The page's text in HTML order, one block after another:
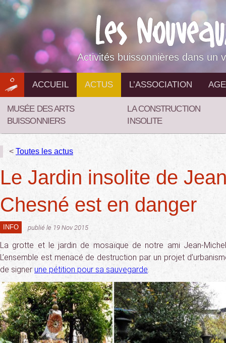
Aller
au
contenu
Activités buissonnières dans un
ACCUEIL ACTUS L’ASSOCIATION
MUSÉE DES ARTS
BUISSONNIERS
LA CONSTRUCTION
INSOLITE
< Toutes les actus
Le Jardin insolite de
Chesné est en danger
INFO publié le 19 Nov 2015
La grotte et le jardin de mosaïque de notre ami Jean-
L’ensemble est menacé de destruction par un projet
de signer une pétition pour sa sauvegarde.